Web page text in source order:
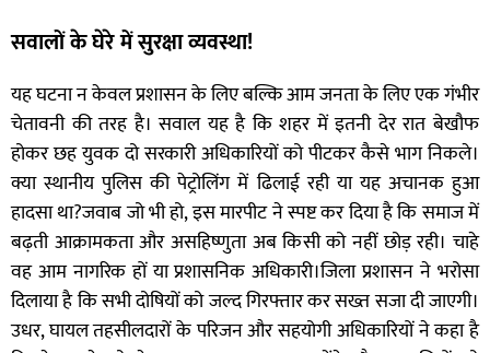
सवालों के घेरे में सुरक्षा व्यवस्था!
यह घटना न केवल प्रशासन के लिए बल्कि आम जनता के लिए एक गंभीर
चेतावनी की तरह है। सवाल यह है कि शहर में इतनी देर रात बेखौफ
होकर छह युवक दो सरकारी अधिकारियों को पीटकर कैसे भाग निकले।
क्या स्थानीय पुलिस की पेट्रोलिंग में ढिलाई रही या यह अचानक हुआ
हादसा था?जवाब जो भी हो, इस मारपीट ने स्पष्ट कर दिया है कि समाज में
बढ़ती आक्रामकता और असहिष्णुता अब किसी को नहीं छोड़ रही। चाहे
वह आम नागरिक हों या प्रशासनिक अधिकारी।जिला प्रशासन ने भरोसा
दिलाया है कि सभी दोषियों को जल्द गिरफ्तार कर सख्त सजा दी जाएगी।
उधर, घायल तहसीलदारों के परिजन और सहयोगी अधिकारियों ने कहा है